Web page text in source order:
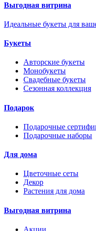
Выгодная витрина
Идеальные букеты для
Букеты
Авторские букеты
Монобукеты
Свадебные букеты
Сезонная коллекция
Подарок
Подарочные
Подарочные наборы
Для дома
Цветочные сеты
Декор
Растения для дома
Выгодная витрина
Акции